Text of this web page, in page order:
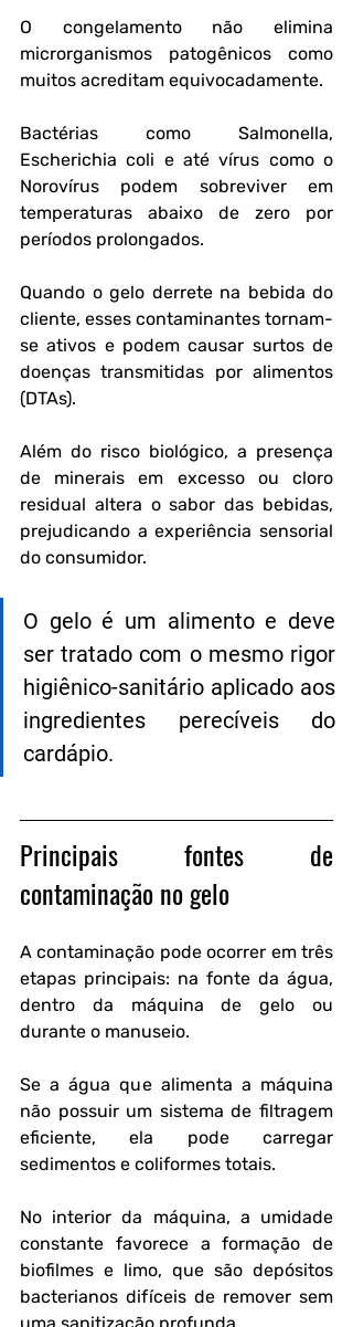
O congelamento não elimina
microrganismos patogênicos como
muitos acreditam equivocadamente.
Bactérias como Salmonella,
Escherichia coli e até vírus como o
Norovírus podem sobreviver em
temperaturas abaixo de zero por
períodos prolongados.
Quando o gelo derrete na bebida do
cliente, esses contaminantes tornam-
se ativos e podem causar surtos de
doenças transmitidas por alimentos
(DTAs).
Além do risco biológico, a presença
de minerais em excesso ou cloro
residual altera o sabor das bebidas,
prejudicando a experiência sensorial
do consumidor.
O gelo é um alimento e deve
ser tratado com o mesmo rigor
higiênico-sanitário aplicado aos
ingredientes perecíveis do
cardápio.
Principais fontes de
contaminação no gelo
A contaminação pode ocorrer em três
etapas principais: na fonte da água,
dentro da máquina de gelo ou
durante o manuseio.
Se a água que alimenta a máquina
não possuir um sistema de filtragem
eficiente, ela pode carregar
sedimentos e coliformes totais.
No interior da máquina, a umidade
constante favorece a formação de
biofilmes e limo, que são depósitos
bacterianos difíceis de remover sem